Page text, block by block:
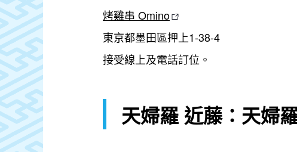
烤雞串 Omino
東京都墨田區押上1-38-4
接受線上及電話訂位。
天婦羅 近藤：天婦